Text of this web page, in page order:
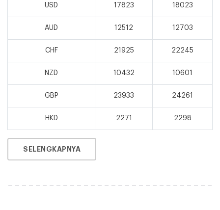
USD 17823 18023
AUD 12512 12703
CHF 21925 22245
NZD 10432 10601
GBP 23933 24261
HKD 2271 2298
SELENGKAPNYA